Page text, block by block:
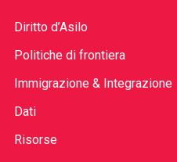
Diritto d’Asilo
Politiche di frontiera
Immigrazione & Integrazione
Dati
Risorse